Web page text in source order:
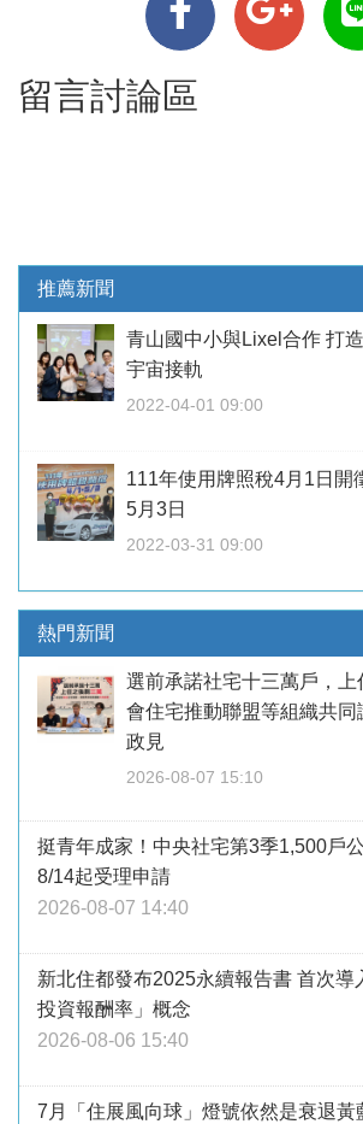
留言討論區
推薦新聞
青山國中小與Lixel合作 打
宇宙接軌
2022-04-01 09:00
111年使用牌照稅4月1日開
5月3日
2022-03-31 09:00
熱門新聞
選前承諾社宅十三萬戶，上
會住宅推動聯盟等組織共
政見
2026-08-07 15:10
挺青年成家！中央社宅第3季1,500戶
8/14起受理申請
2026-08-07 14:40
新北住都發布2025永續報告書 首次導
投資報酬率」概念
2026-08-06 15:40
7月「住展風向球」燈號依然是衰退黃